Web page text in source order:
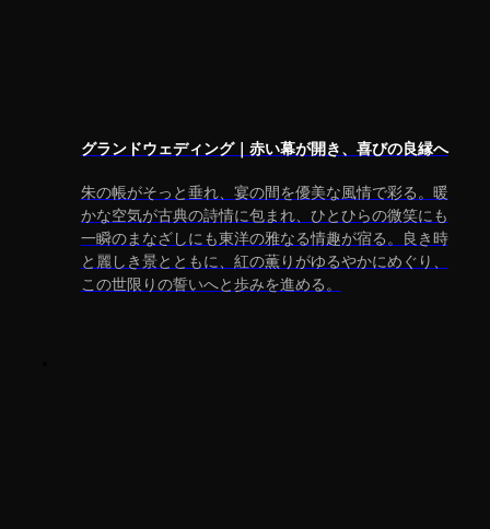
グランドウェディング｜赤い幕が開き、喜びの良縁へ
朱の帳がそっと垂れ、宴の間を優美な風情で彩る。暖
かな空気が古典の詩情に包まれ、ひとひらの微笑にも
一瞬のまなざしにも東洋の雅なる情趣が宿る。良き時
と麗しき景とともに、紅の薫りがゆるやかにめぐり、
この世限りの誓いへと歩みを進める。